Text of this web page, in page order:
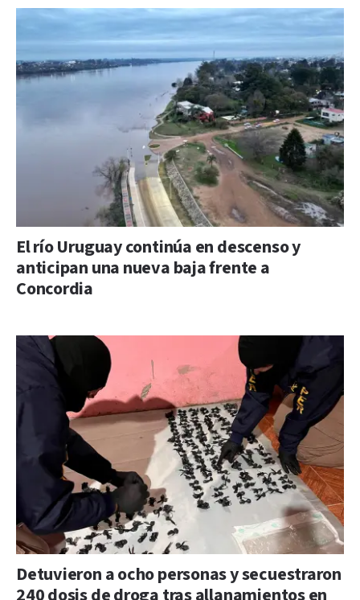
El río Uruguay continúa en descenso y
anticipan una nueva baja frente a
Concordia
Detuvieron a ocho personas y secuestraron
240 dosis de droga tras allanamientos en